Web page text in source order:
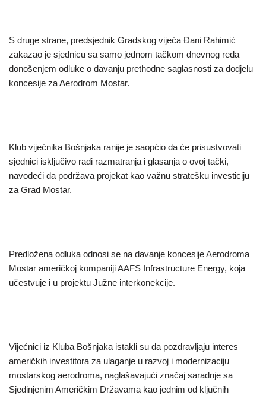
S druge strane, predsjednik Gradskog vijeća Đani Rahimić
zakazao je sjednicu sa samo jednom tačkom dnevnog reda –
donošenjem odluke o davanju prethodne saglasnosti za dodjelu
koncesije za Aerodrom Mostar.
Klub vijećnika Bošnjaka ranije je saopćio da će prisustvovati
sjednici isključivo radi razmatranja i glasanja o ovoj tački,
navodeći da podržava projekat kao važnu stratešku investiciju
za Grad Mostar.
Predložena odluka odnosi se na davanje koncesije Aerodroma
Mostar američkoj kompaniji AAFS Infrastructure Energy, koja
učestvuje i u projektu Južne interkonekcije.
Vijećnici iz Kluba Bošnjaka istakli su da pozdravljaju interes
američkih investitora za ulaganje u razvoj i modernizaciju
mostarskog aerodroma, naglašavajući značaj saradnje sa
Sjedinjenim Američkim Državama kao jednim od ključnih